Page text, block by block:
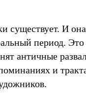
существует. И
период. Это
античные
и